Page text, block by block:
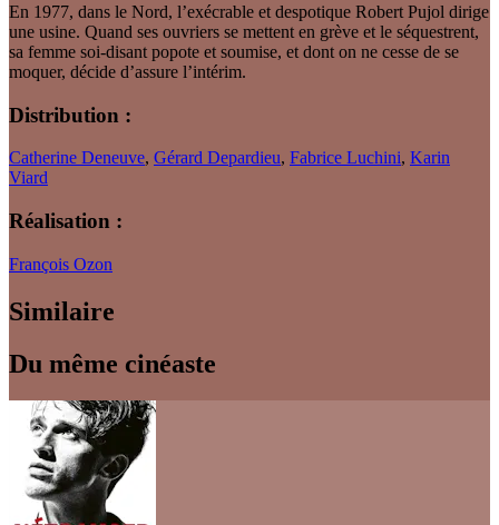
En 1977, dans le Nord, l’exécrable et despotique Robert Pujol dirige
une usine. Quand ses ouvriers se mettent en grève et le séquestrent,
sa femme soi-disant popote et soumise, et dont on ne cesse de se
moquer, décide d’assure l’intérim.
Distribution :
Catherine Deneuve, Gérard Depardieu, Fabrice Luchini, Karin
Viard
Réalisation :
François Ozon
Similaire
Du même cinéaste